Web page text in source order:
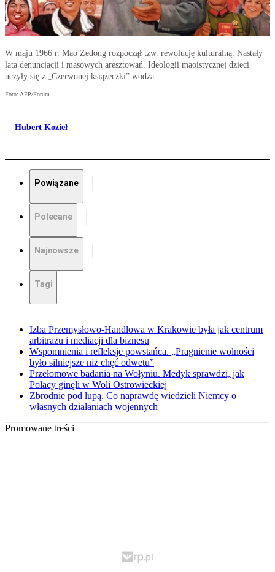
W maju 1966 r. Mao Zedong rozpoczął tzw. rewolucję kulturalną. Nastały
lata denuncjacji i masowych aresztowań. Ideologii maoistycznej dzieci
uczyły się z „Czerwonej książeczki” wodza.
Foto: AFP/Forum
Hubert Kozieł
Powiązane
Polecane
Najnowsze
Tagi
Izba Przemysłowo-Handlowa w Krakowie była jak centrum
arbitrażu i mediacji dla biznesu
Wspomnienia i refleksje powstańca. „Pragnienie wolności
było silniejsze niż chęć odwetu”
Przełomowe badania na Wołyniu. Medyk sprawdzi, jak
Polacy ginęli w Woli Ostrowieckiej
Zbrodnie pod lupą. Co naprawdę wiedzieli Niemcy o
własnych działaniach wojennych
Promowane treści